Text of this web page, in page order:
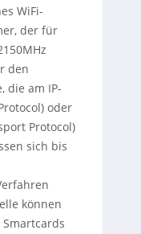
WiFi-
der für
den
die am IP-
oder
Protocol)
sich bis
können